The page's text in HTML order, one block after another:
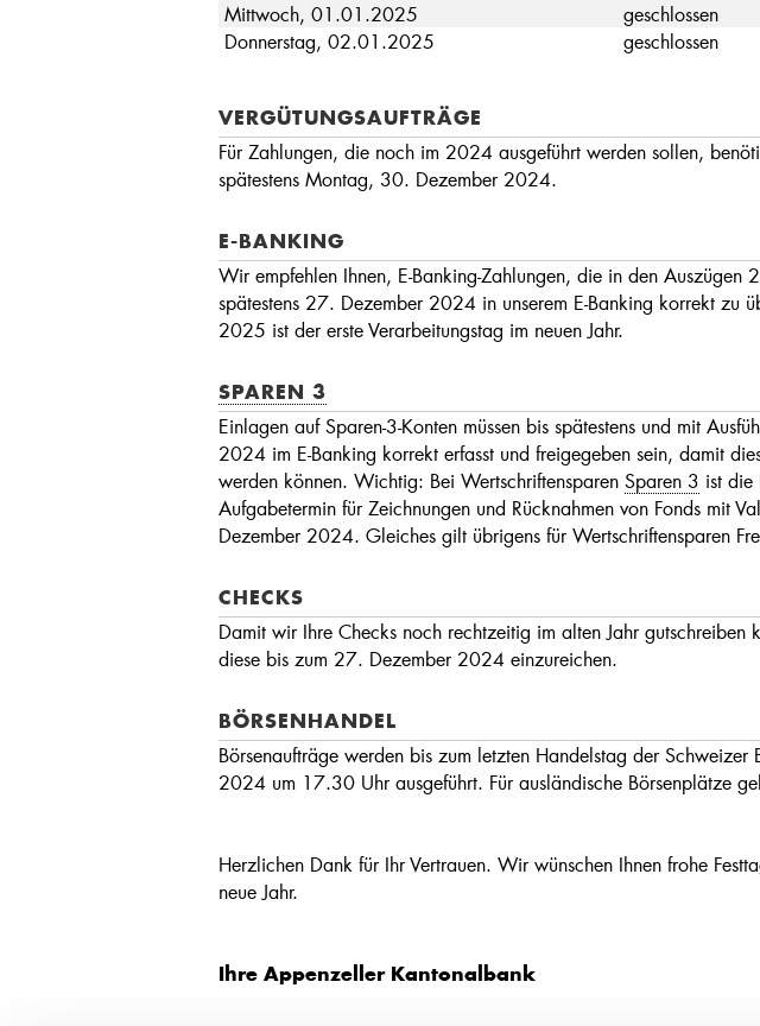
Mittwoch, 01.01.2025
geschlossen
Donnerstag, 02.01.2025
geschlossen
VERGÜTUNGSAUFTRÄGE
Für Zahlungen, die noch im 2024 ausgeführt werden sollen,
spätestens Montag, 30. Dezember 2024.
E-BANKING
Wir empfehlen Ihnen, E-Banking-Zahlungen, die in den Auszügen
spätestens 27. Dezember 2024 in unserem E-Banking korrekt zu
2025 ist der erste Verarbeitungstag im neuen Jahr.
SPAREN 3
Einlagen auf Sparen-3-Konten müssen bis spätestens und mit
2024 im E-Banking korrekt erfasst und freigegeben sein, damit
werden können. Wichtig: Bei Wertschriftensparen Sparen 3 ist die
Aufgabetermin für Zeichnungen und Rücknahmen von Fonds mit
Dezember 2024. Gleiches gilt übrigens für Wertschriftensparen
CHECKS
Damit wir Ihre Checks noch rechtzeitig im alten Jahr gutschreiben
diese bis zum 27. Dezember 2024 einzureichen.
BÖRSENHANDEL
Börsenaufträge werden bis zum letzten Handelstag der Schweizer
2024 um 17.30 Uhr ausgeführt. Für ausländische Börsenplätze
Herzlichen Dank für Ihr Vertrauen. Wir wünschen Ihnen frohe
neue Jahr.
Ihre Appenzeller Kantonalbank